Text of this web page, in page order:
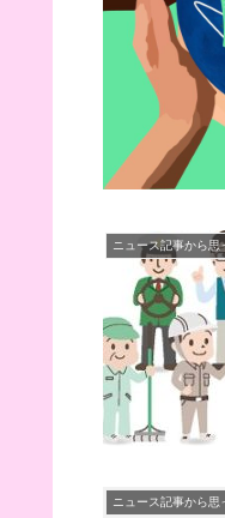
ニュース記事から思
ニュース記事から思